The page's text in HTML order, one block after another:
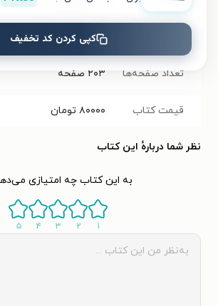
۹۷۸۶۰۰۷۸۷۲۶۶۶
تعداد صفحه‌ها ۲۰۳ صفحه
قیمت کتاب ۸۰۰۰۰ تومان
نظر شما دربارهٔ این کتاب
به این کتاب چه امتیازی
۱ ۲ ۳ ۴ ۵
کپی کردن کد تخفیف